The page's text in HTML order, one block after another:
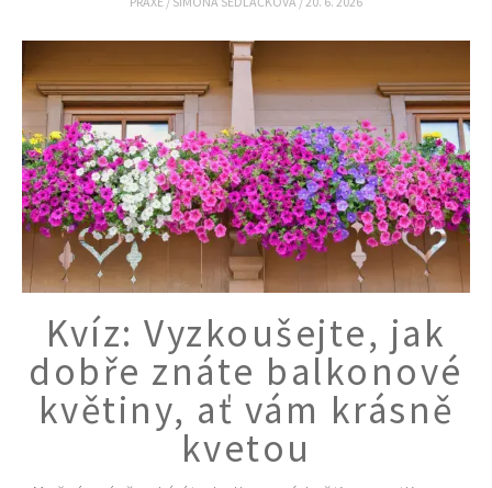
Kvíz: Vyzkoušejte, jak
dobře znáte balkonové
květiny, ať vám krásně
kvetou